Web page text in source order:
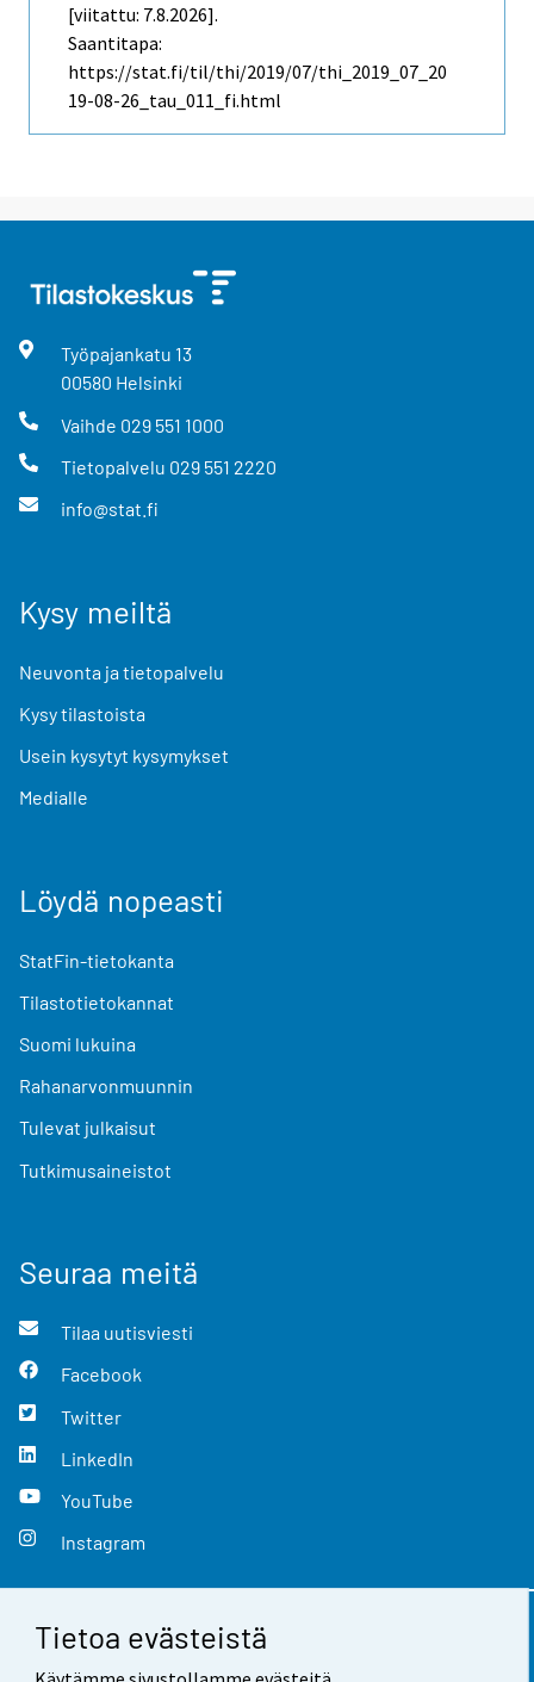
Tietoa evästeistä
[viitattu: 7.8.2026].
Saantitapa:
https://stat.fi/til/thi/2019/07/thi_2019_07_20
19-08-26_tau_011_fi.html
Työpajankatu 13
00580 Helsinki
Vaihde 029 551 1000
Tietopalvelu 029 551 2220
info@stat.fi
Kysy meiltä
Neuvonta ja tietopalvelu
Kysy tilastoista
Usein kysytyt kysymykset
Medialle
Löydä nopeasti
StatFin-tietokanta
Tilastotietokannat
Suomi lukuina
Rahanarvonmuunnin
Tulevat julkaisut
Tutkimusaineistot
Seuraa meitä
Tilaa uutisviesti
Facebook
Twitter
LinkedIn
YouTube
Instagram
Yhteystiedot